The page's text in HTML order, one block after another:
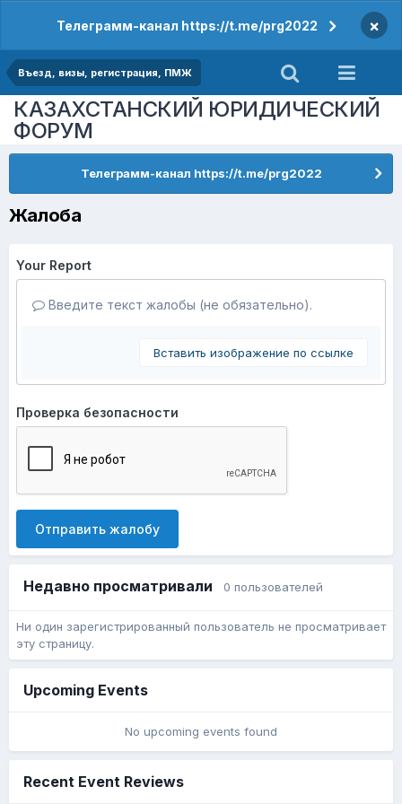
Телеграмм-канал https://t.me/prg2022 ×
Въезд, визы, регистрация, ПМЖ
КАЗАХСТАНСКИЙ ЮРИДИЧЕСКИЙ
ФОРУМ
Телеграмм-канал https://t.me/prg2022
Жалоба
Your Report
Введите текст жалобы (не обязательно).
Вставить изображение по ссылке
Проверка безопасности
Отправить жалобу
Недавно просматривали 0 пользователей
Ни один зарегистрированный пользователь не просматривает
эту страницу.
Upcoming Events
No upcoming events found
Recent Event Reviews